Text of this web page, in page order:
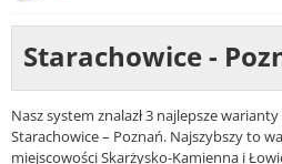
Starachowice -
Nasz system znalazł 3 najlepsze
Starachowice – Poznań. Najszybszy to
miejscowości Skarżysko-Kamienna i